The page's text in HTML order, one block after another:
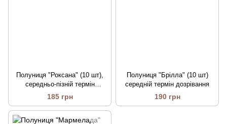
Полуниця "Роксана" (10 шт),
середньо-пізній термін
дозрівання
185 грн
Полуниця "Брілла" (10 шт)
середній термін дозрівання
190 грн